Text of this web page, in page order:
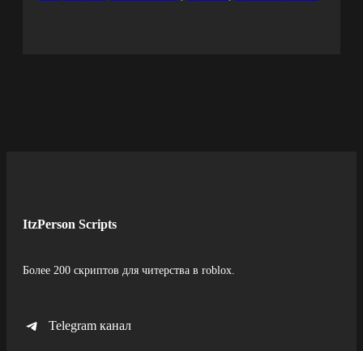
ItzPerson Scripts
Более 200 скриптов для читерства в roblox.
Telegram канал